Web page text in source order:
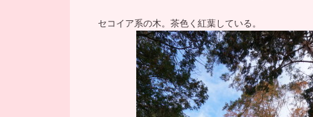
セコイア系の木。茶色く紅葉している。